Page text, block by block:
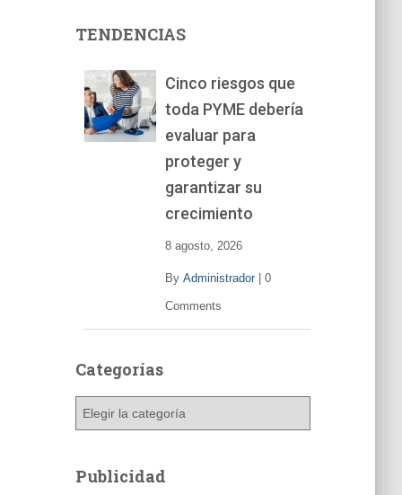
tTENDENCIAS
Cinco riesgos que
toda PYME debería
evaluar para
proteger y
garantizar su
crecimiento
8 agosto, 2026
By Administrador| 0
Comments
Categorías
g
Publicidad